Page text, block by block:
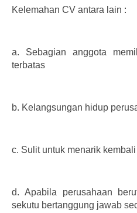
Kelemahan CV antara lain :
a.
Sebagian anggota
terbatas
b. Kelangsungan hidup
c. Sulit untuk menarik
d. Apabila perusahaan
sekutu bertanggung jawab